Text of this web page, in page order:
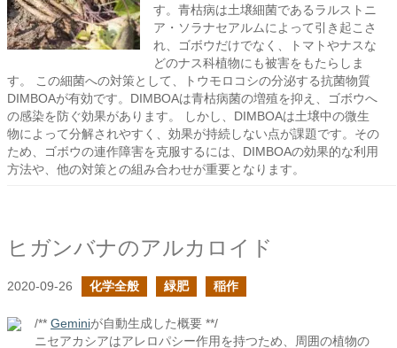
す。青枯病は土壌細菌であるラルストニ
ア・ソラナセアルムによって引き起こさ
れ、ゴボウだけでなく、トマトやナスな
どのナス科植物にも被害をもたらしま
す。 この細菌への対策として、トウモロコシの分泌する抗菌物質
DIMBOAが有効です。DIMBOAは青枯病菌の増殖を抑え、ゴボウへ
の感染を防ぐ効果があります。 しかし、DIMBOAは土壌中の微生
物によって分解されやすく、効果が持続しない点が課題です。その
ため、ゴボウの連作障害を克服するには、DIMBOAの効果的な利用
方法や、他の対策との組み合わせが重要となります。
ヒガンバナのアルカロイド
2020-09-26 化学全般 緑肥 稲作
/** Geminiが自動生成した概要 **/
ニセアカシアはアレロパシー作用を持つため、周囲の植物の